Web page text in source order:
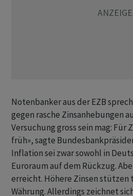
Notenbanker aus der EZB
gegen rasche Zinsanhebungen
Versuchung gross sein mag: Für
früh», sagte
Inflation sei zwar sowohl in
Euroraum auf dem Rückzug.
erreicht. Höhere Zinsen stützen
Währung. Allerdings zeichnet